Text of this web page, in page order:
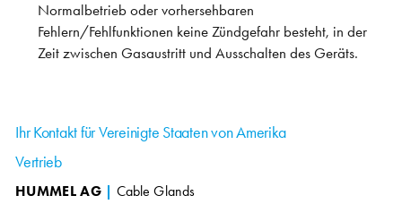
Normalbetrieb oder vorhersehbaren
Fehlern/Fehlfunktionen keine Zündgefahr besteht, in der
Zeit zwischen Gasaustritt und Ausschalten des Geräts.
Ihr Kontakt für Vereinigte Staaten von Amerika
Vertrieb
HUMMEL AG | Cable Glands